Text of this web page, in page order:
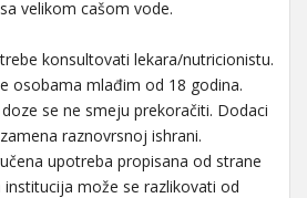
velikom cašom vode.
konsultovati lekara/nutricionistu.
osobama mlađim od 18 godina.
se ne smeju prekoračiti. Dodaci
raznovrsnoj ishrani.
upotreba propisana od strane
institucija može se razlikovati od